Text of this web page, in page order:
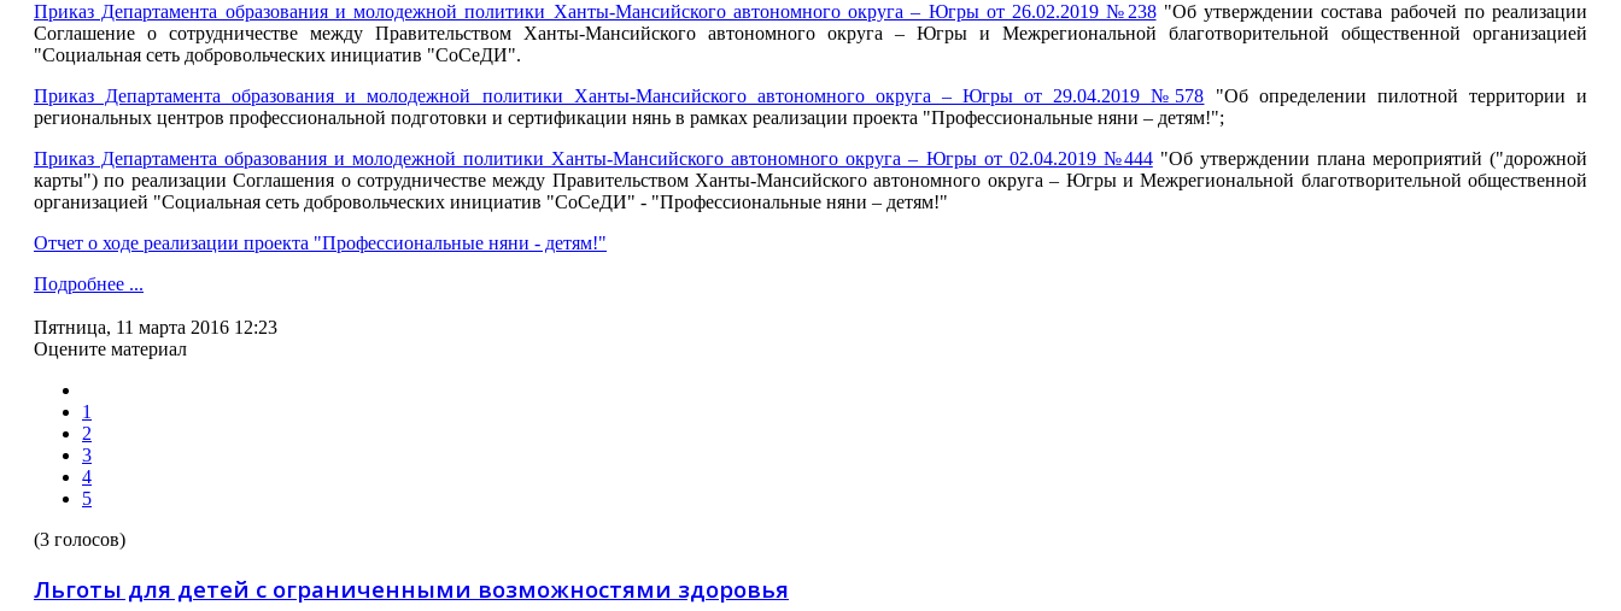
Приказ Департамента образования и молодежной политики Ханты-Мансийского автономного округа – Югры от 26.02.2019 №238"Об утверждении состава рабочей по реализации
Соглашение о сотрудничестве между Правительством Ханты-Мансийского автономного округа – Югры и Межрегиональной благотворительной общественной организацией
"Социальная сеть добровольческих инициатив "СоСеДИ".
Приказ Департамента образования и молодежной политики Ханты-Мансийского автономного округа – Югры от 29.04.2019 №578 "Об определении пилотной территории и
региональных центров профессиональной подготовки и сертификации нянь в рамках реализации проекта "Профессиональные няни – детям!";
Приказ Департамента образования и молодежной политики Ханты-Мансийского автономного округа – Югры от 02.04.2019 №444"Об утверждении плана мероприятий ("дорожной
карты") по реализации Соглашения о сотрудничестве между Правительством Ханты-Мансийского автономного округа – Югры и Межрегиональной благотворительной общественной
организацией "Социальная сеть добровольческих инициатив "СоСеДИ" - "Профессиональные няни – детям!"
Отчет о ходе реализации проекта "Профессиональные няни - детям!"
Подробнее ...
Пятница, 11 марта 2016 12:23
Оцените материал
1
2
3
4
5
(3 голосов)
Льготы для детей с ограниченными возможностями здоровья